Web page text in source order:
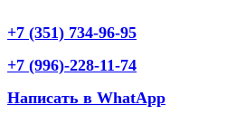
+7 (351) 734-96-95
+7 (996)-228-11-74
Написать в WhatApp